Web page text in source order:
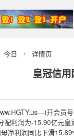
今日  详情页
皇冠信
开会员
配利润为-15.90亿元
净利润同比下滑